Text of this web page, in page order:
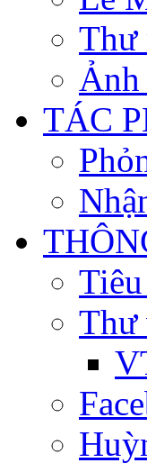
Thư
Ảnh
TÁC
Thư